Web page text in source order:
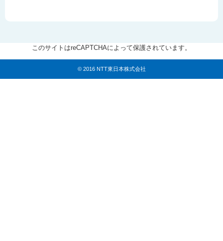
このサイトはreCAPTCHAによって保護されています。
© 2016 NTT東日本株式会社